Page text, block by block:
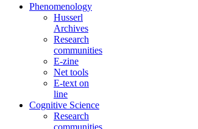
Phenomenology
Husserl
Archives
Research
communities
E-zine
Net tools
E-text on
line
Cognitive Science
Research
communities